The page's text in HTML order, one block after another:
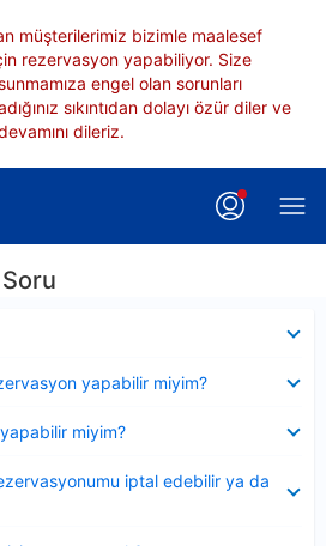
müşterilerimiz bizimle maalesef
rezervasyon yapabiliyor. Size
engel olan sorunları
sıkıntıdan dolayı özür diler ve
dileriz.
yapabilir miyim?
miyim?
iptal edebilir ya da